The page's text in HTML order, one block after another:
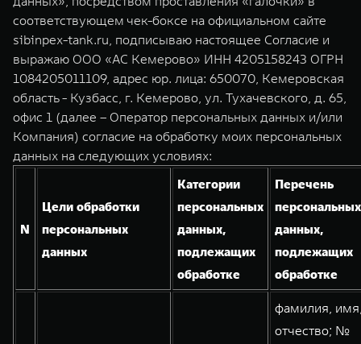
Следуй за открытиями
от 3 999 000 ₽
За пределы возможного
от 5 599 000 ₽
TANK 500
Веди за собой
TANK 700
Сила признания
от 10 199 000 ₽
Эстетика нового времени
Зарядные станции
ПОКУПКА АВТОМОБИЛЯ
TANK Финансы
Корпоративным клиентам
TANK ФИНАНСЫ
TANK Кредит
TANK Лизинг
Калькулятор ТО
Нулевое ТО
Сервис
Специальные предложения
Моторные масла
ЦИФРОВЫЕ СЕРВИСЫ TANK
Цифровые сервисы TANK
Новости
соответствующем чек-боксе на официальном сайте
sibinpex-tank.ru, подписываю настоящее Согласие и
выражаю ООО «АС Кемерово» ИНН 4205158243 ОГРН
1084205011109, адрес юр. лица: 650070, Кемеровская
область - Кузбасс, г. Кемерово, ул. Тухачевского, д. 65,
офис 1 (далее – Оператор персональных данных и/или
Компания) согласие на обработку моих персональных
данных на следующих условиях:
N
Цели обработки
персональных
данных
Категории
персональных
данных,
подлежащих
обработке
Перечень
персональных
данных,
подлежащих
обработке
фамилия,
отчество; №